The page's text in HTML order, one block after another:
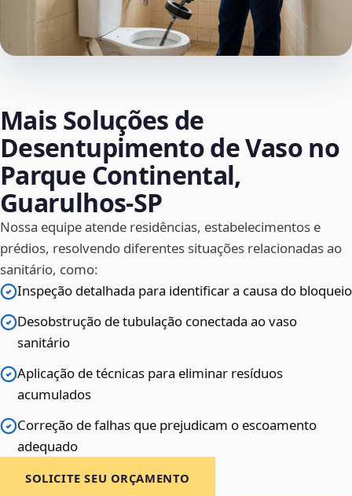
Mais Soluções de
Desentupimento de Vaso no
Parque Continental,
Guarulhos‑SP
Nossa equipe atende residências, estabelecimentos e
prédios, resolvendo diferentes situações relacionadas ao
sanitário, como:
Inspeção detalhada para identificar a causa do bloqueio
Desobstrução de tubulação conectada ao vaso
sanitário
Aplicação de técnicas para eliminar resíduos
acumulados
Correção de falhas que prejudicam o escoamento
adequado
SOLICITE SEU ORÇAMENTO